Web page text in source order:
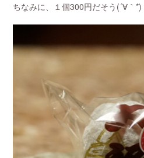
ちなみに、１個300円だそう(´∀｀*)